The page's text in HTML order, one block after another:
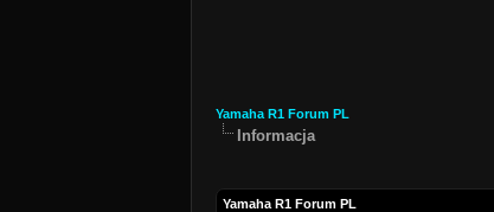
Yamaha R1 Forum PL
Informacja
Yamaha R1 Forum PL